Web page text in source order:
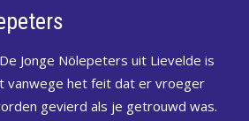
Jonge Nölepeters uit Lievelde is
vanwege het feit dat er vroeger
gevierd als je getrouwd was.